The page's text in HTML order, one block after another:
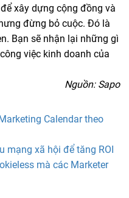
xây dựng cộng đồng và
đừng bỏ cuộc. Đó là
Bạn sẽ nhận lại những gì
việc kinh doanh của
Nguồn: Sapo
Calendar theo
mạng xã hội để tăng ROI
mà các Marketer